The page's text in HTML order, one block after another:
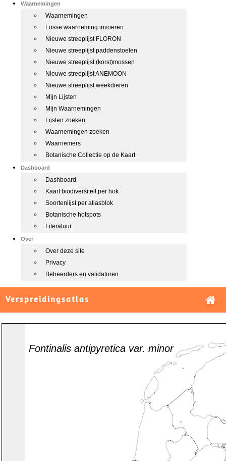
Waarnemingen
Waarnemingen
Losse waarneming invoeren
Nieuwe streeplijst FLORON
Nieuwe streeplijst paddenstoelen
Nieuwe streeplijst (korst)mossen
Nieuwe streeplijst ANEMOON
Nieuwe streeplijst weekdieren
Mijn Lijsten
Mijn Waarnemingen
Lijsten zoeken
Waarnemingen zoeken
Waarnemers
Botanische Collectie op de Kaart
Dashboard
Dashboard
Kaart biodiversiteit per hok
Soortenlijst per atlasblok
Botanische hotspots
Literatuur
Over
Over deze site
Privacy
Beheerders en validatoren
Verspreidingsatlas